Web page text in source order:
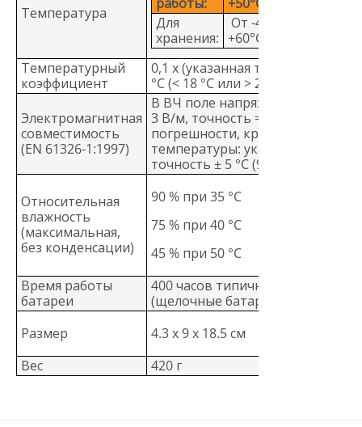
Температура
Для
хранения:
От -40°C до
+60°C
Температурный
коэффициент
0,1 х (указанная точность /
°C (< 18 °C или > 28 °C)
Электромагнитная
совместимость
(EN 61326-1:1997)
В ВЧ поле напряженностью
3 В/м, точность = указанной
погрешности, кроме
температуры: указанная
точность ± 5 °C (9 °F)
Относительная
влажность
(максимальная,
без конденсации)
90 % при 35 °C
75 % при 40 °C
45 % при 50 °C
Время работы
батареи
400 часов типичное
(щелочные батарейки)
Размер
4.3 х 9 х 18.5 см
Вес
420 г